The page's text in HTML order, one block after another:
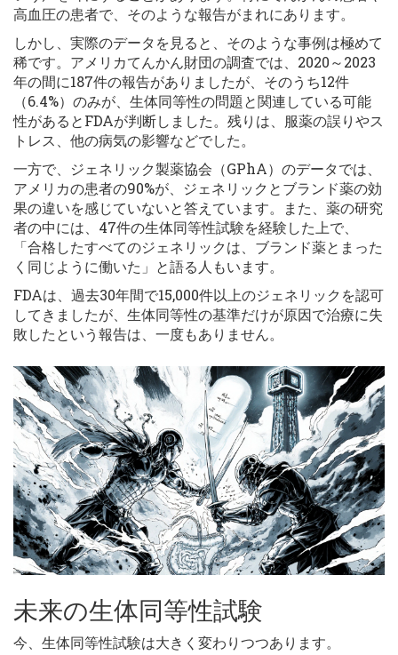
高血圧の患者で、そのような報告がまれにあります。
しかし、実際のデータを見ると、そのような事例は極めて
稀です。アメリカてんかん財団の調査では、2020～2023
年の間に187件の報告がありましたが、そのうち12件
（6.4%）のみが、生体同等性の問題と関連している可能
性があるとFDAが判断しました。残りは、服薬の誤りやス
トレス、他の病気の影響などでした。
一方で、ジェネリック製薬協会（GPhA）のデータでは、
アメリカの患者の90%が、ジェネリックとブランド薬の効
果の違いを感じていないと答えています。また、薬の研究
者の中には、47件の生体同等性試験を経験した上で、
「合格したすべてのジェネリックは、ブランド薬とまった
く同じように働いた」と語る人もいます。
FDAは、過去30年間で15,000件以上のジェネリックを認可
してきましたが、生体同等性の基準だけが原因で治療に失
敗したという報告は、一度もありません。
未来の生体同等性試験
今、生体同等性試験は大きく変わりつつあります。